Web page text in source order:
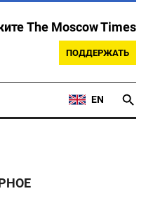
The Moscow Times
ПОДДЕРЖАТЬ
EN